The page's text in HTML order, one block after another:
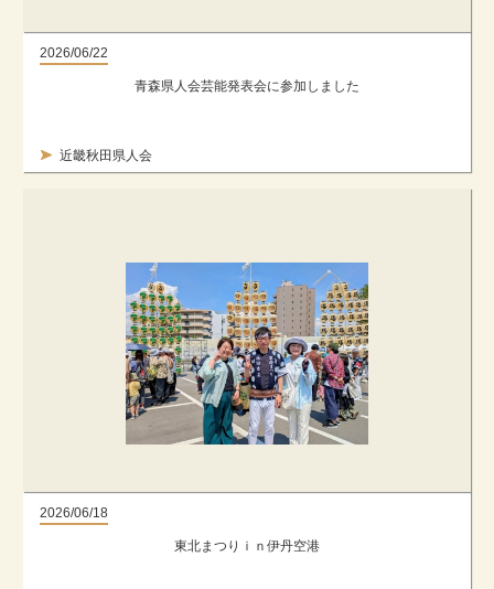
2026/06/22
近畿秋田県人会
青森県人会芸能発表会に参加しました
2026/06/18
東北まつりｉｎ伊丹空港